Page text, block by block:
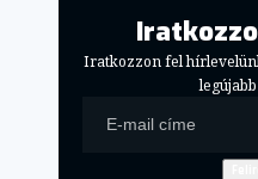
Iratkozzon fel